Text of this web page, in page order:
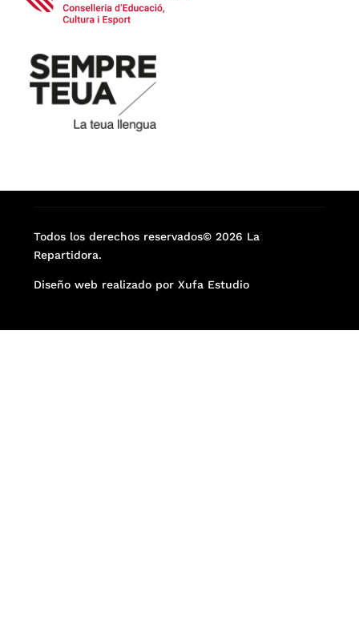
Todos los derechos reservados© 2026 La
Repartidora.
Diseño web realizado por Xufa Estudio